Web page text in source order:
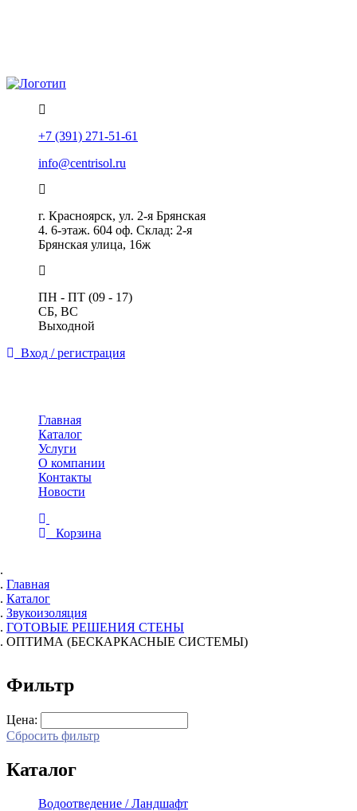
+7 (391) 271-51-61
info@centrisol.ru
г. Красноярск, ул. 2-я Брянская
4. 6-этаж. 604 оф. Склад: 2-я
Брянская улица, 16ж
ПН - ПТ (09 - 17)
СБ, ВС
Выходной
Вход / регистрация
Главная
Каталог
Услуги
О компании
Контакты
Новости
Корзина
Главная
Каталог
Звукоизоляция
ГОТОВЫЕ РЕШЕНИЯ СТЕНЫ
ОПТИМА (БЕСКАРКАСНЫЕ СИСТЕМЫ)
Фильтр
Цена:
Сбросить фильтр
Каталог
Водоотведение / Ландшафт